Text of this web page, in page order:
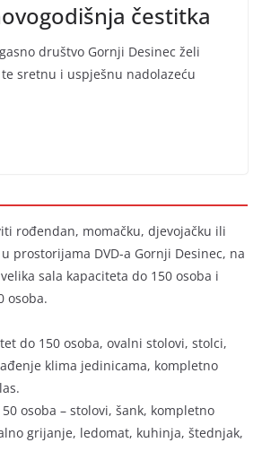
čestitka
društvo Gornji Desinec želi
sretnu i uspješnu nadolazeću
rođendan, momačku, djevojačku ili
prostorijama DVD-a Gornji Desinec, na
sala kapaciteta do 150 osoba i
osoba.
do 150 osoba, ovalni stolovi, stolci,
klima jedinicama, kompletno
osoba – stolovi, šank, kompletno
grijanje, ledomat, kuhinja, štednjak,